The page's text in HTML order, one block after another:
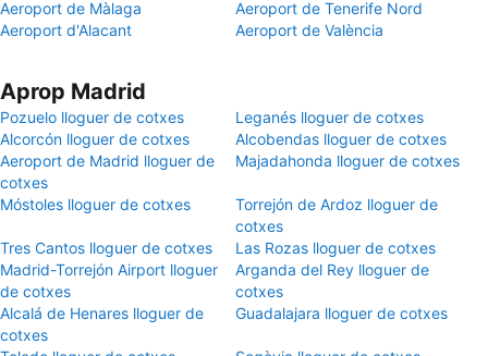
Aeroport de Màlaga
Aeroport de Tenerife Nord
Aeroport d'Alacant
Aeroport de València
Aprop Madrid
Pozuelo lloguer de cotxes
Leganés lloguer de cotxes
Alcorcón lloguer de cotxes
Alcobendas lloguer de cotxes
Aeroport de Madrid lloguer de
cotxes
Majadahonda lloguer de cotxes
Móstoles lloguer de cotxes
Torrejón de Ardoz lloguer de
cotxes
Tres Cantos lloguer de cotxes
Las Rozas lloguer de cotxes
Madrid-Torrejón Airport lloguer
de cotxes
Arganda del Rey lloguer de
cotxes
Alcalá de Henares lloguer de
cotxes
Guadalajara lloguer de cotxes